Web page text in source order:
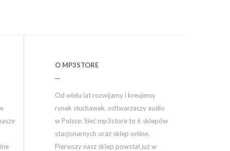
O MP3STORE
Od wielu lat rozwijamy i kreujemy
rynek słuchawek, odtwarzaczy audio
w Polsce. Sieć mp3store to 6 sklepów
stacjonarnych oraz sklep online.
Pierwszy nasz sklep powstał już w